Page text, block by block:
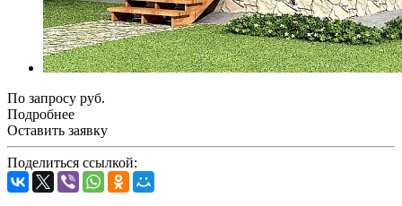
По запросу руб.
Подробнее
Оставить заявку
Поделиться ссылкой: